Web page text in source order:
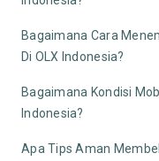
Bagaimana Cara
Di OLX Indonesia?
Bagaimana Kondisi
Indonesia?
Apa Tips Aman